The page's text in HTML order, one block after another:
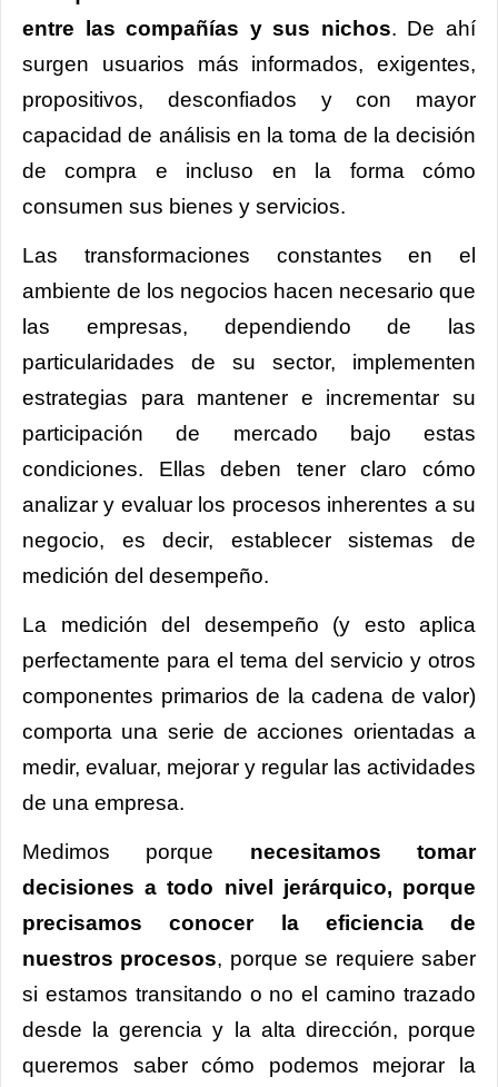
entre las compañías y sus nichos. De ahí
surgen usuarios más informados, exigentes,
propositivos, desconfiados y con mayor
capacidad de análisis en la toma de la decisión
de compra e incluso en la forma cómo
consumen sus bienes y servicios.
Las transformaciones constantes en el
ambiente de los negocios hacen necesario que
las empresas, dependiendo de las
particularidades de su sector, implementen
estrategias para mantener e incrementar su
participación de mercado bajo estas
condiciones. Ellas deben tener claro cómo
analizar y evaluar los procesos inherentes a su
negocio, es decir, establecer sistemas de
medición del desempeño.
La medición del desempeño (y esto aplica
perfectamente para el tema del servicio y otros
componentes primarios de la cadena de valor)
comporta una serie de acciones orientadas a
medir, evaluar, mejorar y regular las actividades
de una empresa.
Medimos porque necesitamos tomar
decisiones a todo nivel jerárquico, porque
precisamos conocer la eficiencia de
nuestros procesos, porque se requiere saber
si estamos transitando o no el camino trazado
desde la gerencia y la alta dirección, porque
queremos saber cómo podemos mejorar la